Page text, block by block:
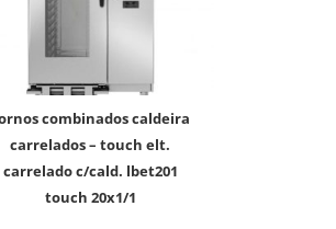
carrelados – touch elt.
carrelado c/cald. lbet201
touch 20x1/1